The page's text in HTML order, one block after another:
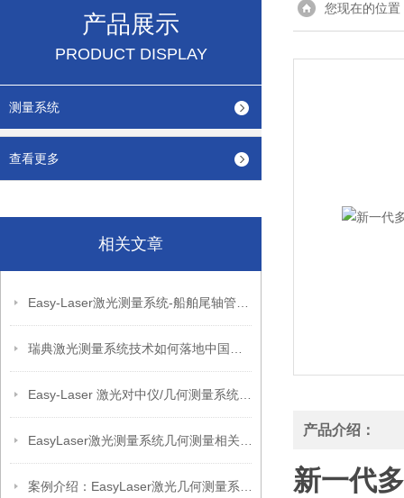
产品展示
PRODUCT DISPLAY
测量系统
查看更多
相关文章
您现在的位置
产品介绍：
新一代